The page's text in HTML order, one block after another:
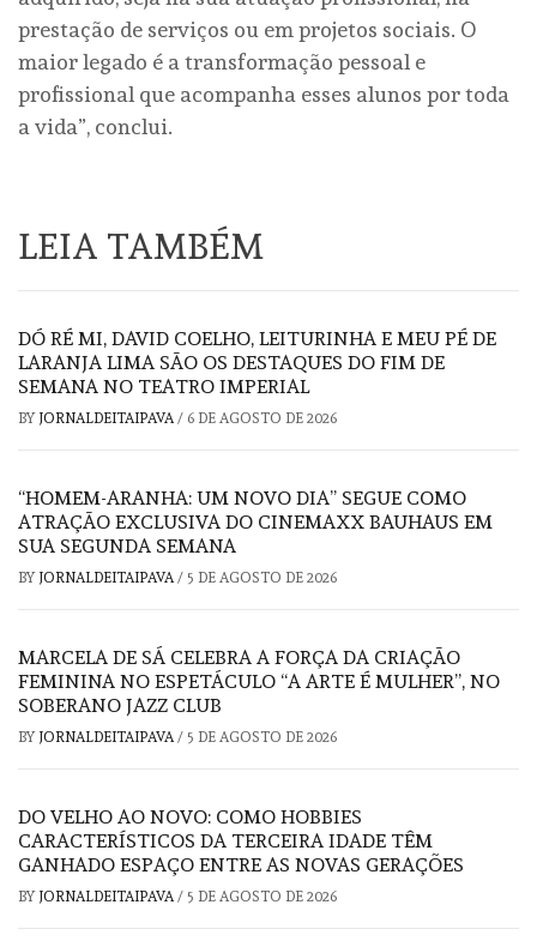
prestação de serviços ou em projetos sociais. O
maior legado é a transformação pessoal e
profissional que acompanha esses alunos por toda
a vida”, conclui.
LEIA TAMBÉM
DÓ RÉ MI, DAVID COELHO, LEITURINHA E MEU PÉ DE
LARANJA LIMA SÃO OS DESTAQUES DO FIM DE
SEMANA NO TEATRO IMPERIAL
BY JORNALDEITAIPAVA/ 6 DE AGOSTO DE 2026
“HOMEM-ARANHA: UM NOVO DIA” SEGUE COMO
ATRAÇÃO EXCLUSIVA DO CINEMAXX BAUHAUS EM
SUA SEGUNDA SEMANA
BY JORNALDEITAIPAVA/ 5 DE AGOSTO DE 2026
MARCELA DE SÁ CELEBRA A FORÇA DA CRIAÇÃO
FEMININA NO ESPETÁCULO “A ARTE É MULHER”, NO
SOBERANO JAZZ CLUB
BY JORNALDEITAIPAVA/ 5 DE AGOSTO DE 2026
DO VELHO AO NOVO: COMO HOBBIES
CARACTERÍSTICOS DA TERCEIRA IDADE TÊM
GANHADO ESPAÇO ENTRE AS NOVAS GERAÇÕES
BY JORNALDEITAIPAVA/ 5 DE AGOSTO DE 2026